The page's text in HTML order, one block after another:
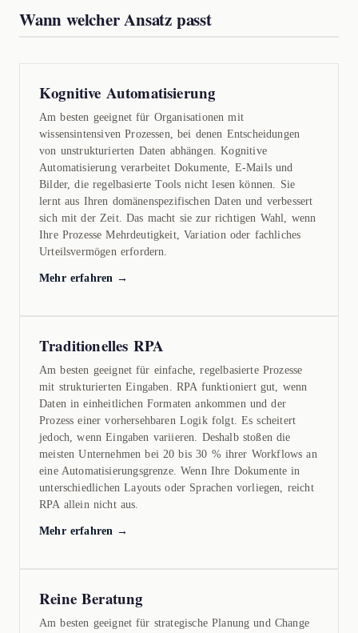
Wann welcher Ansatz passt
Kognitive Automatisierung
Am besten geeignet für Organisationen mit
wissensintensiven Prozessen, bei denen Entscheidungen
von unstrukturierten Daten abhängen. Kognitive
Automatisierung verarbeitet Dokumente, E-Mails und
Bilder, die regelbasierte Tools nicht lesen können. Sie
lernt aus Ihren domänenspezifischen Daten und verbessert
sich mit der Zeit. Das macht sie zur richtigen Wahl, wenn
Ihre Prozesse Mehrdeutigkeit, Variation oder fachliches
Urteilsvermögen erfordern.
Mehr erfahren →
Traditionelles RPA
Am besten geeignet für einfache, regelbasierte Prozesse
mit strukturierten Eingaben. RPA funktioniert gut, wenn
Daten in einheitlichen Formaten ankommen und der
Prozess einer vorhersehbaren Logik folgt. Es scheitert
jedoch, wenn Eingaben variieren. Deshalb stoßen die
meisten Unternehmen bei 20 bis 30 % ihrer Workflows an
eine Automatisierungsgrenze. Wenn Ihre Dokumente in
unterschiedlichen Layouts oder Sprachen vorliegen, reicht
RPA allein nicht aus.
Mehr erfahren →
Reine Beratung
Am besten geeignet für strategische Planung und Change